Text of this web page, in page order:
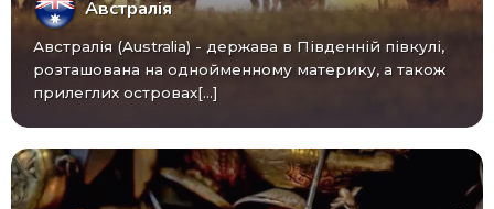
Австралія
Австралія (Australia) - ​​держава в Південній півкулі,
розташована на однойменному материку, а також
прилеглих островах[...]